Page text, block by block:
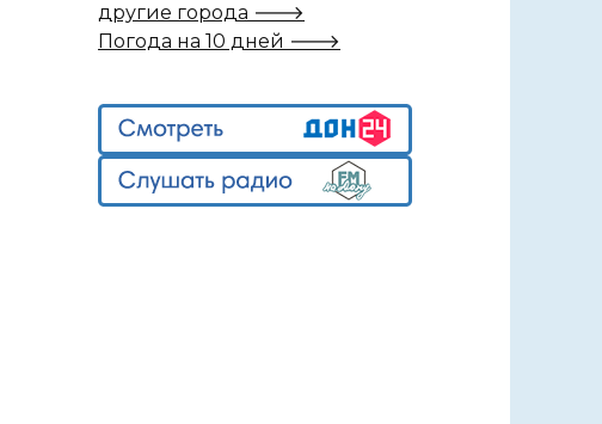
другие города 🡒
Погода на 10 дней 🡒